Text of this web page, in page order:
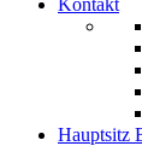
Kontakt
Hauptsitz